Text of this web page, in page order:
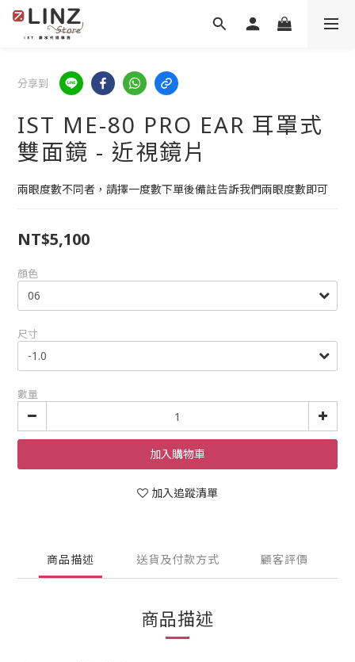
分享到
IST ME-80 PRO EAR 耳罩式
雙面鏡 - 近視鏡片
兩眼度數不同者，請擇一度數下單後備註告訴我們兩眼度數即可
NT$5,100
顏色
尺寸
數量
加入購物車
加入追蹤清單
商品描述 送貨及付款方式 顧客評價
商品描述